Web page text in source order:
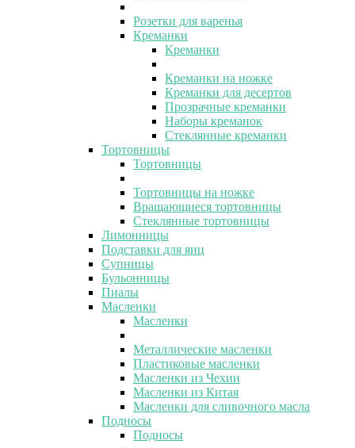
Розетки для варенья
Креманки
Креманки
Креманки на ножке
Креманки для десертов
Прозрачные креманки
Наборы креманок
Стеклянные креманки
Тортовницы
Тортовницы
Тортовницы на ножке
Вращающиеся тортовницы
Стеклянные тортовницы
Лимонницы
Подставки для яиц
Супницы
Бульонницы
Пиалы
Масленки
Масленки
Металлические масленки
Пластиковые масленки
Масленки из Чехии
Масленки из Китая
Масленки для сливочного масла
Подносы
Подносы